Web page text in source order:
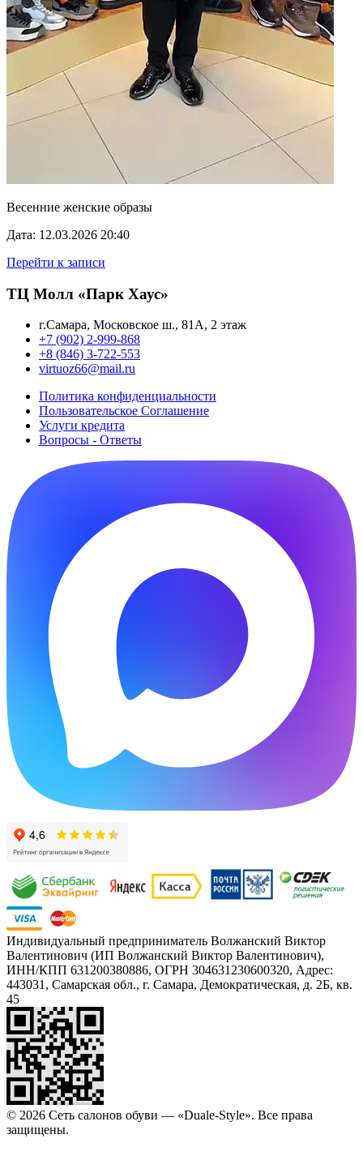
Весенние женские образы
Дата: 12.03.2026 20:40
Перейти к записи
ТЦ Молл «Парк Хаус»
г.Самара, Московское ш., 81А, 2 этаж
+7 (902) 2-999-868
+8 (846) 3-722-553
virtuoz66@mail.ru
Политика конфиденциальности
Пользовательское Cоглашение
Услуги кредита
Вопросы - Ответы
Индивидуальный предприниматель Волжанский Виктор
Валентинович (ИП Волжанский Виктор Валентинович),
ИНН/КПП 631200380886, ОГРН 304631230600320, Адрес:
443031, Самарская обл., г. Самара, Демократическая, д. 2Б, кв.
45
© 2026 Сеть салонов обуви — «Duale-Style». Все права
защищены.